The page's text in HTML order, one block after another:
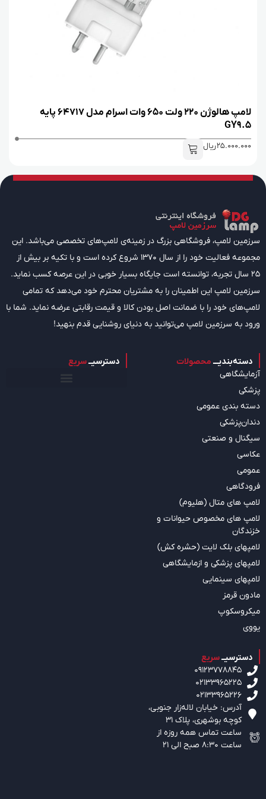
لامپ هالوژن 220 ولت 650 وات اسرام مدل 64717 پایه
GY9.5
25.000.000ریال
سرزمین لامپ، فروشگاهی بزرگ در زمینه‌ی لامپ‌های تخصصی می‌باشد. این
مجموعه فعالیت خود را از سال 1370 شروع کرده است و با تکیه بر بیش از
25 سال تجربه، توانسته است جایگاه بسیار خوبی در این عرصه کسب نماید.
سرزمین لامپ این اطمینان را به مشتریان محترم خود می‌دهد که تمامی
لامپ‌های خود را با ضمانت اصل بودن کالا و قیمت رقابتی عرضه نماید. شما با
ورود به سرزمین لامپ می‌توانید به دنیای روشنایی قدم بنهید!
دسته‌بندیـــ محصولات
آزمایشگاهی
پزشکی
دسته بندی عمومی
دندان‌پزشکی
سیگنال و صنعتی
عکاسی
عمومی
فرودگاهی
لامپ های متال (هلیوم)
لامپ های مخصوص حیوانات و
خزندگان
لامپهای بلک لایت (حشره کش)
لامپهای پزشکی و ازمایشگاهی
لامپهای سینمایی
مادون قرمز
میکروسکوپ
یووی
دسترسیــسریع
دسترسیــسریع
09123778845
02133965225
02133965226
آدرس: خیابان لاله‌زار جنوبی،‌
کوچه بوشهری، پلاک 31
ساعت تماس همه روزه از
ساعت 8:30 صبح الی 21